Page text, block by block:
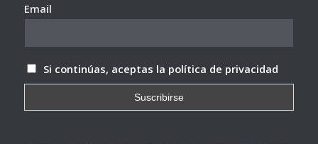
Email
Si continúas, aceptas la política de privacidad